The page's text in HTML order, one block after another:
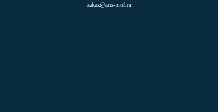
zakaz@aris-prof.ru